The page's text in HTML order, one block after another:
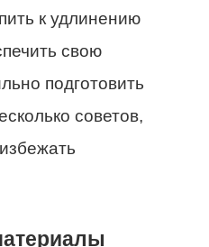
к удлинению
свою
подготовить
советов,